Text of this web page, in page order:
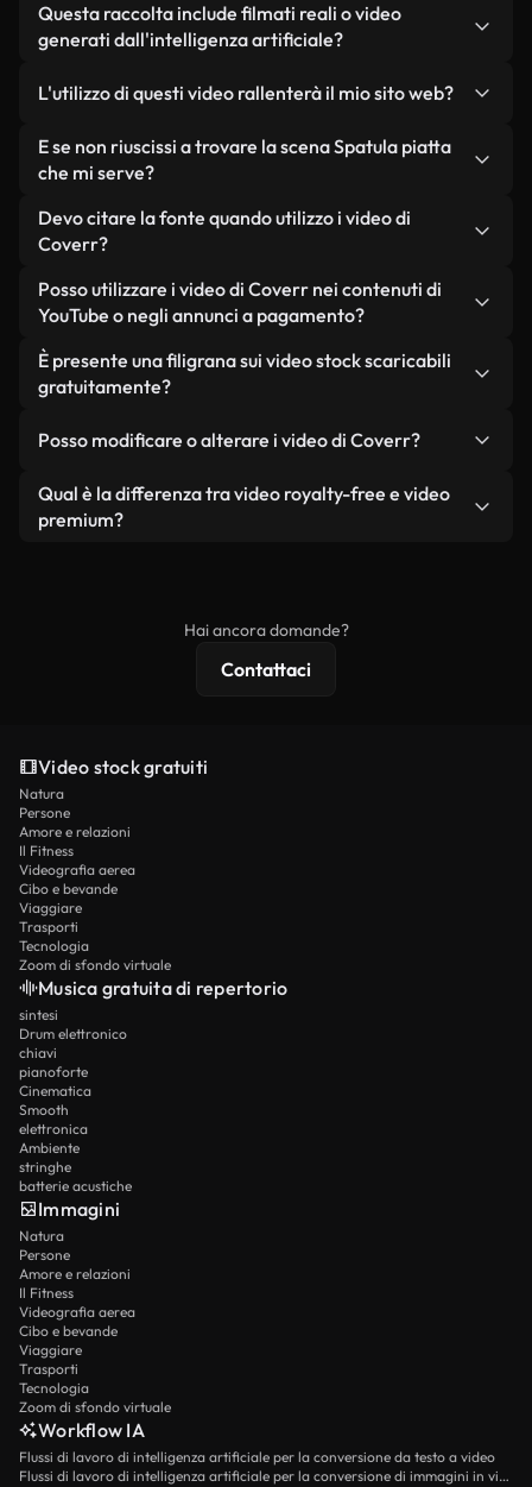
Questa raccolta include filmati reali o video
generati dall'intelligenza artificiale?
da filmati reali, girati da persone, relativi a
Spatula piatta, e da video generati
dall'intelligenza artificiale. Ogni video è
stai utilizzando.
L'utilizzo di questi video rallenterà il mio sito web?
Non se scegli le nostre versioni ottimizzate.
Offriamo formati leggeri e pronti per il web,
mantengono alta la qualità, riducono al minimo i
tempi di caricamento e migliorano parametri
come LCP.
E se non riuscissi a trovare la scena Spatula piatta
che mi serve?
Puoi crearne uno all'istante utilizzando Coverr AI
Studio. Ti basta descrivere la scena, ad esempio
in pochi secondi un video personalizzato in
conformità con i nostri standard di licenza.
Devo citare la fonte quando utilizzo i video di
Coverr?
Non è richiesto alcun riconoscimento dell'autore.
Tutti i video presenti nella nostra libreria sono
senza citare il creatore, sebbene sia sempre
gradito.
Posso utilizzare i video di Coverr nei contenuti di
YouTube o negli annunci a pagamento?
Sì. Tutti i filmati di Coverr possono essere utilizzati
in video monetizzati su YouTube, promozioni sui
condizione che non si rivendano o ridistribuiscano
È presente una filigrana sui video stock scaricabili
gratuitamente?
reali o generati dall'intelligenza artificiale, include
filigrane. Avrai a disposizione filmati puliti e pronti
all'uso.
Posso modificare o alterare i video di Coverr?
Sì. Siete liberi di tagliare, ritagliare o remixare i
nostri video. Assicuratevi solo che il prodotto
Qual è la differenza tra video royalty-free e video
premium?
Hai ancora domande?
Contattaci
Video stock gratuiti
Natura
Persone
Amore e relazioni
Il Fitness
Videografia aerea
Cibo e bevande
Viaggiare
Trasporti
Tecnologia
Zoom di sfondo virtuale
Musica gratuita di repertorio
sintesi
Drum elettronico
chiavi
pianoforte
Cinematica
Smooth
elettronica
Ambiente
stringhe
batterie acustiche
Immagini
Natura
Persone
Amore e relazioni
Il Fitness
Videografia aerea
Cibo e bevande
Viaggiare
Trasporti
Tecnologia
Zoom di sfondo virtuale
Workflow IA
Flussi di lavoro di intelligenza artificiale per la conversione da testo a video
Flussi di lavoro di intelligenza artificiale per la conversione di immagini in video